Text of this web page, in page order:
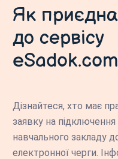
Як
до сервісу
eSadok.com
Дізнайтеся, хто має
заявку на
навчального закладу
електронної черги.